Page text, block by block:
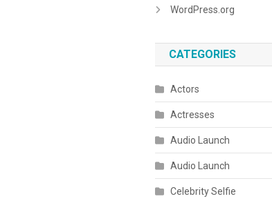
WordPress.org
CATEGORIES
Actors
Actresses
Audio Launch
Audio Launch
Celebrity Selfie